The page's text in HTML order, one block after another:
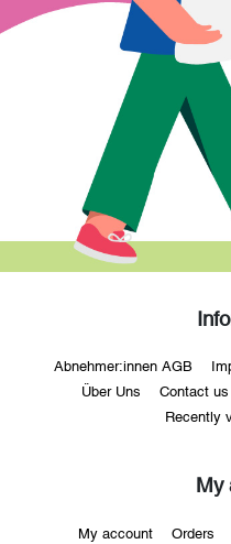
Abnehmer:innen AGB
Über Uns Contact us
Recently
My
My account Orders